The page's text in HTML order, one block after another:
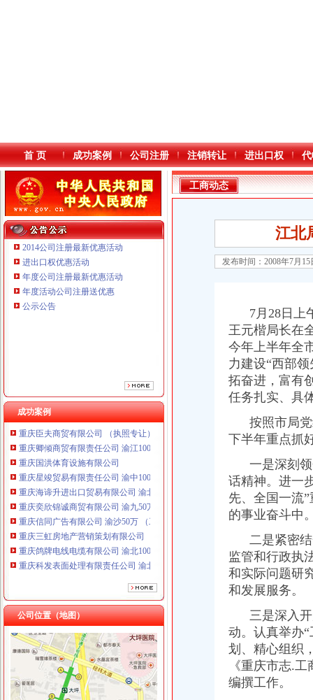
本站导航
首 页 成功案例 公司注册 注销转让 进出口权
2014公司注册最新优惠活动
进出口权优惠活动
年度公司注册最新优惠活动
年度活动公司注册送优惠
公示公告
成功案例
重庆科发表面处理有限责任公司 渝北800万 （进出口权）
重庆傲志众达投资咨询有限责任公司 渝九1000万 （增资）
重庆臣夫商贸有限公司 （执照专让）
重庆卿倾商贸有限责任公司 渝江100万 （工商注册）
重庆国洪体育设施有限公司
重庆星竣贸易有限责任公司 渝中100万 （进出口权）
重庆海谛升进出口贸易有限公司 渝北100万 （进出口权）
重庆奕欣锦诚商贸有限公司 渝九50万 （工商注册）
重庆信同广告有限公司 渝沙50万 （工商注册）
重庆三虹房地产营销策划有限公司
重庆鸽牌电线电缆有限公司 渝北10010万 (进出口权)
重庆科发表面处理有限责任公司 渝北800万 （进出口权）
重庆傲志众达投资咨询有限责任公司 渝九1000万 （增资）
重庆臣夫商贸有限公司 （执照专让）
重庆卿倾商贸有限责任公司 渝江100万 （工商注册）
重庆国洪体育设施有限公司
重庆星竣贸易有限责任公司 渝中100万 （进出口权）
重庆海谛升进出口贸易有限公司 渝北100万 （进出口权）
重庆奕欣锦诚商贸有限公司 渝九50万 （工商注册）
重庆信同广告有限公司 渝沙50万 （工商注册）
重庆三虹房地产营销策划有限公司
公司位置（地图）
工商动态
开县局重庆财务公司四项标准贯彻落实节油节电节能工作要求
城口局全面启动“四大一重点”重庆代理记账工作
巫溪局重庆公司注销从三方面提高数据质量
渝北局重庆进出口权举办全区企业信用体系建设成员单位数据交换培训
铜梁局重庆公司注销四个方面抓好奥运期间安全稳定工作
合川局重庆进出口权建立销人员个人信息库
工商动态
江北
发布时间：2008年7月
7月28日上午
王元楷局长在
今年上半年全
力建设“西部
拓奋进，富有
任务扎实、具
按照市局
下半年重点抓
一是深刻
话精神。进一
先、全国一流
的事业奋斗中
二是紧密
监管和行政执
和实际问题研
和发展服务。
三是深入
动。认真举办
划、精心组织
《重庆市志.
编撰工作。